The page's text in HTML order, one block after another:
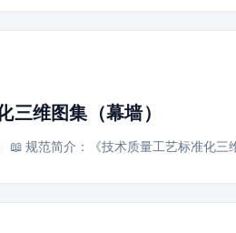
三维图集（幕墙）
规范简介：《技术质量工艺标准化三